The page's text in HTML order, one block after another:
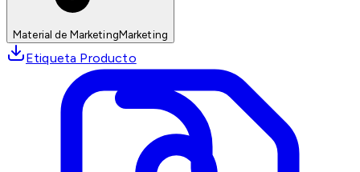
Material de MarketingMarketing
Etiqueta Producto